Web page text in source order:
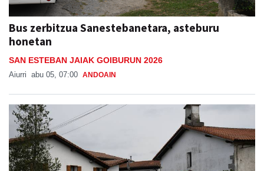
Bus zerbitzua Sanestebanetara, asteburu
honetan
SAN ESTEBAN JAIAK GOIBURUN 2026
Aiurri abu 05, 07:00 ANDOAIN